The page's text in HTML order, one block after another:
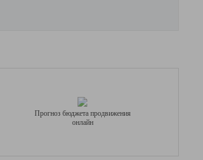
Прогноз бюджета продвижения
онлайн